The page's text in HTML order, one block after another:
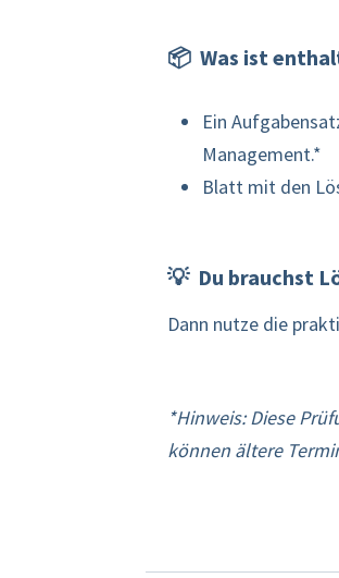
📦 Was ist
Ein
Management.*
Blatt mit den
💡 Du brauchst
Dann nutze die
*Hinweis: Diese
können ältere